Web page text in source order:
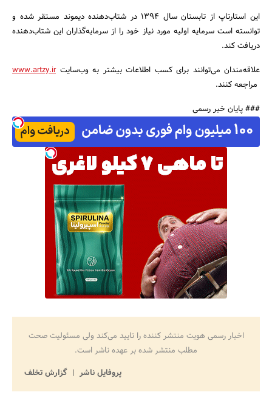
این استارتاپ از تابستان سال 1394 در شتاب‌دهنده دیموند مستقر شده و
توانسته است سرمایه اولیه مورد نیاز خود را از سرمایه‌گذاران این شتاب‌دهنده
دریافت کند.
علاقه‌مندان می‌توانند برای کسب اطلاعات بیشتر به وب‌سایتwww.artzy.ir
مراجعه کنند.
### پایان خبر رسمی
اخبار رسمی هویت منتشر کننده را تایید می‌کند ولی مسئولیت صحت
مطلب منتشر شده بر عهده ناشر است.
پروفایل ناشر
گزارش تخلف